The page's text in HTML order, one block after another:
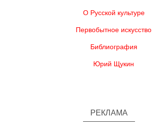
О Русской культуре
Первобытное искусство
Библиография
Юрий Щукин
РЕКЛАМА